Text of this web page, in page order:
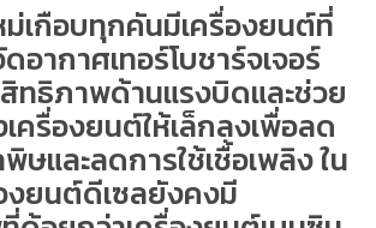
เกือบทุกคันมีเครื่องยนต์ที่
ากาศเทอร์โบชาร์จเจอร์
สิทธิภาพด้านแรงบิดและช่วย
ครื่องยนต์ให้เล็กลงเพื่อลด
ษและลดการใช้เชื้อเพลิง ใน
งยนต์ดีเซลยังคงมี